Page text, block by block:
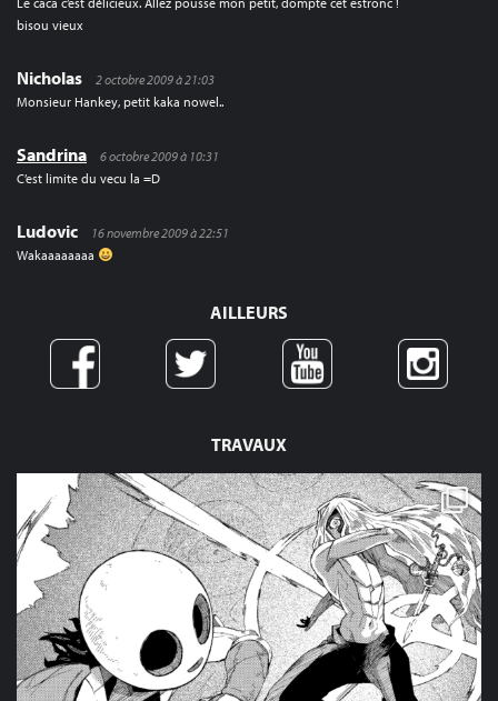
TRAVAUX
bisou vieux
Nicholas
2 octobre 2009 à 21:03
Monsieur Hankey, petit kaka nowel..
Sandrina
6 octobre 2009 à 10:31
C’est limite du vecu la =D
Ludovic
16 novembre 2009 à 22:51
Wakaaaaaaaa
AILLEURS